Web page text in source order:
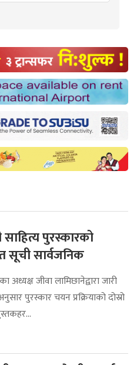
साहित्य पुरस्कारको
सूची सार्वजनिक
अध्यक्ष जीवा लामिछानेद्वारा जारी
पुरस्कार चयन प्रक्रियाको दोस्रो